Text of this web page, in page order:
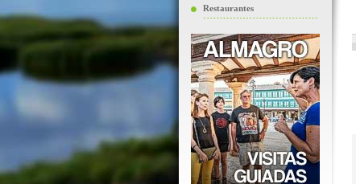
Restaurantes